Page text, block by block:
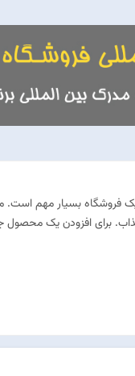
فروشگاه بسیار مهم است.
برای افزودن یک محصول